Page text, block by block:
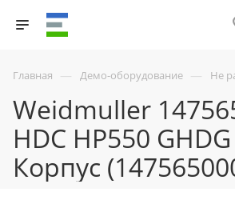
Главная — Демо-оборудование — Не
Weidmuller
HDC HP550
Корпус